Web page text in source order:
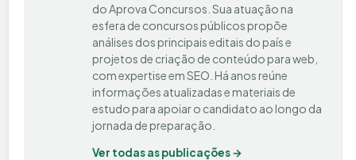
do Aprova Concursos. Sua atuação na
esfera de concursos públicos propõe
análises dos principais editais do país e
projetos de criação de conteúdo para web,
com expertise em SEO. Há anos reúne
informações atualizadas e materiais de
estudo para apoiar o candidato ao longo da
jornada de preparação.
Ver todas as publicações →